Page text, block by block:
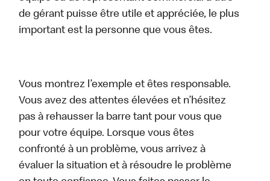
de gérant puisse être utile et appréciée, le plus
important est la personne que vous êtes.
Vous montrez l’exemple et êtes responsable.
Vous avez des attentes élevées et n’hésitez
pas à rehausser la barre tant pour vous que
pour votre équipe. Lorsque vous êtes
confronté à un problème, vous arrivez à
évaluer la situation et à résoudre le problème